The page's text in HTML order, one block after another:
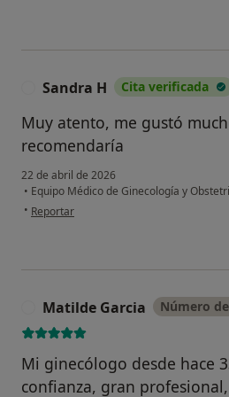
Sandra H Cita verificada
Muy atento, me gustó
recomendaría
22 de abril de 2026
• Equipo Médico de Ginecología y
• en opinión del usuario Sandra H
Reportar
Matilde Garcia Número
Mi ginecólogo desde hace
confianza, gran